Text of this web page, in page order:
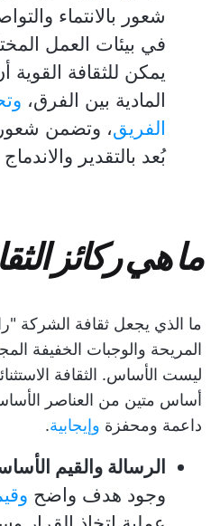
شعور بالانتماء
في بيئات العمل
يمكن للثقافة القوية
المادية بين الفرق،
الفريق، وتضمن
بُعد بالتقدير والاندماج
ما هي ركائز
ما الذي يجعل ثقافة الشركة
المريحة والوجبات الخفيفة
ليست الأساس. الثقافة
أساس متين من العناصر
داعمة ومحفزة وإيجابية.
الرسالة والقيم
وجود هدف واضح